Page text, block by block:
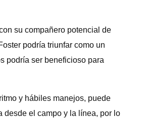
su compañero potencial de
podría triunfar como un
podría ser beneficioso para
y hábiles manejos, puede
desde el campo y la línea, por lo